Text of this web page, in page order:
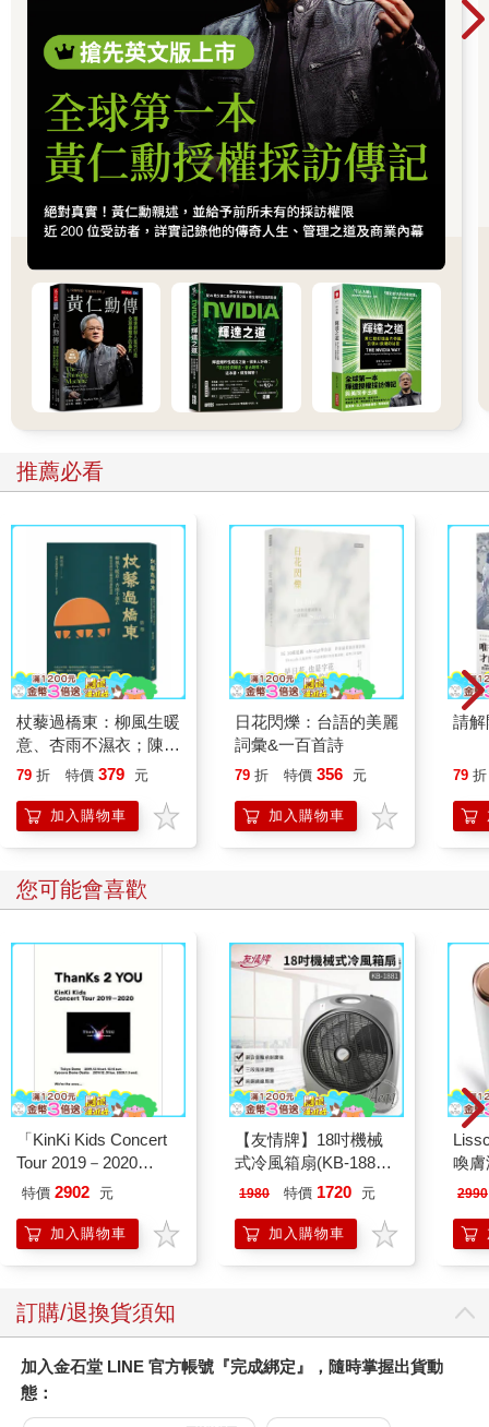
是一次世界趨勢的重組：AI正在重寫產業分工，
也正在改變資本流向與全球經濟結構。
推薦必看
杖藜過橋東：柳風生暖
意、杏雨不濕衣；陳亮
恭談以心轉境的適齡漫
79 折 特價 379 元
加入購物車
日花閃爍：台語的美麗
詞彙&一百首詩
79 折 特價 356 元
加入購物車
請解
79 折
您可能會喜歡
「KinKi Kids Concert
Tour 2019－2020
ThanKs 2 YOU」Blu
特價 2902 元
加入購物車
【友情牌】18吋機械
式冷風箱扇(KB-1881
按鍵在上方)
1980 特價 1720 元
加入購物車
喚
儀
2990
訂購/退換貨須知
加入金石堂 LINE 官方帳號『完成綁定』，隨時掌握出貨動
態：